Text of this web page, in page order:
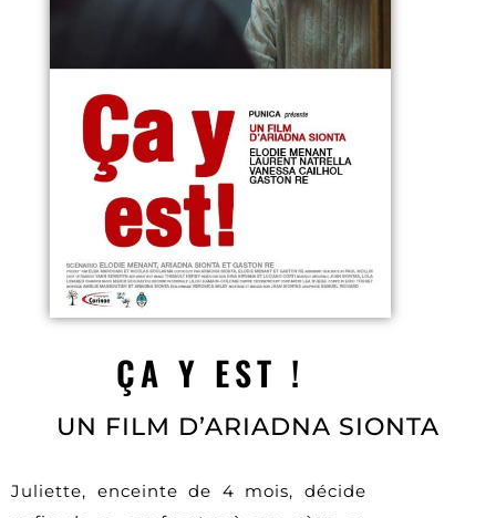
ÇA Y EST !
UN FILM D’ARIADNA SIONTA
Juliette, enceinte de 4 mois, décide